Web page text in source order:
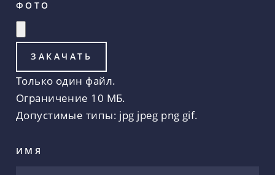
ФОТО
Только один файл.
Ограничение 10 МБ.
Допустимые типы: jpg jpeg png gif.
ИМЯ